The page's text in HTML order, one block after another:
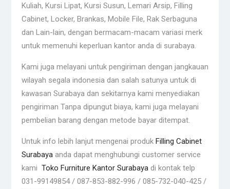
Kuliah, Kursi Lipat, Kursi Susun, Lemari Arsip, Filling
Cabinet, Locker, Brankas, Mobile File, Rak Serbaguna
dan Lain-lain, dengan bermacam-macam variasi merk
untuk memenuhi keperluan kantor anda di surabaya.
Kami juga melayani untuk pengiriman dengan jangkauan
wilayah segala indonesia dan salah satunya untuk di
kawasan Surabaya dan sekitarnya kami menyediakan
pengiriman Tanpa dipungut biaya, kami juga melayani
pembelian barang dengan metode bayar ditempat.
Untuk info lebih lanjut mengenai produk Filling Cabinet
Surabaya anda dapat menghubungi customer service
kami Toko Furniture Kantor Surabaya di kontak telp
031-99149854 / 087-853-882-996 / 085-732-040-425 /